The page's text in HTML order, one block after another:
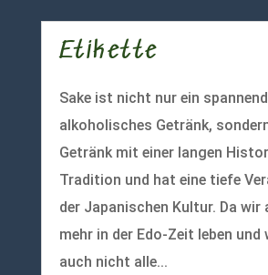
Etikette
Sake ist nicht nur ein
alkoholisches Getränk,
Getränk mit einer langen
Tradition und hat eine tiefe
der Japanischen Kultur. Da wir
mehr in der Edo-Zeit leben
auch nicht alle...